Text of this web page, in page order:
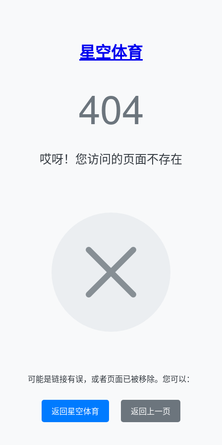
星空体育
404
哎呀！您访问的页面不存在
可能是链接有误，或者页面已被移除。您可以：
返回星空体育 返回上一页